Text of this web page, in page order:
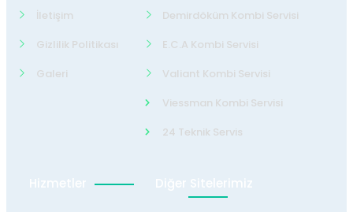
İletişim
Gizlilik Politikası
Galeri
Demirdöküm Kombi Servisi
E.C.A Kombi Servisi
Valiant Kombi Servisi
Viessman Kombi Servisi
24 Teknik Servis
Hizmetler Diğer Sitelerimiz